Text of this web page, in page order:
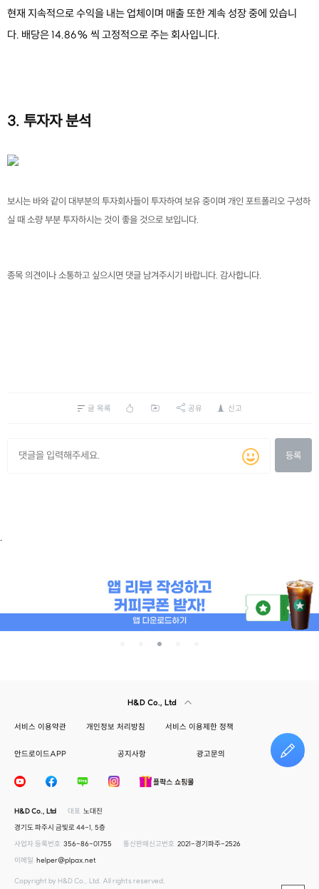
현재 지속적으로 수익을 내는 업체이며 매출 또한 계속 성장 중에 있습니
다. 배당은 14.86% 씩 고정적으로 주는 회사입니다.
3. 투자자 분석
보시는 바와 같이 대부분의 투자회사들이 투자하여 보유 중이며 개인 포트폴리오 구성하
실 때 소량 부분 투자하시는 것이 좋을 것으로 보입니다.
종목 의견이나 소통하고 싶으시면 댓글 남겨주시기 바랍니다. 감사합니다.
글 목록 공유 신고
등록
.
H&D Co., Ltd
서비스 이용약관 개인정보 처리방침 서비스 이용제한 정책
안드로이드APP 공지사항 광고문의 건의하기
H&D Co., Ltd 대표 노대진
경기도 파주시 금빛로 44-1, 5층
사업자 등록번호 356-86-01755 통신판매신고번호 2021-경기파주-2526
이메일 helper@plpax.net
Copyright by H&D Co., Ltd. All rights reserved.